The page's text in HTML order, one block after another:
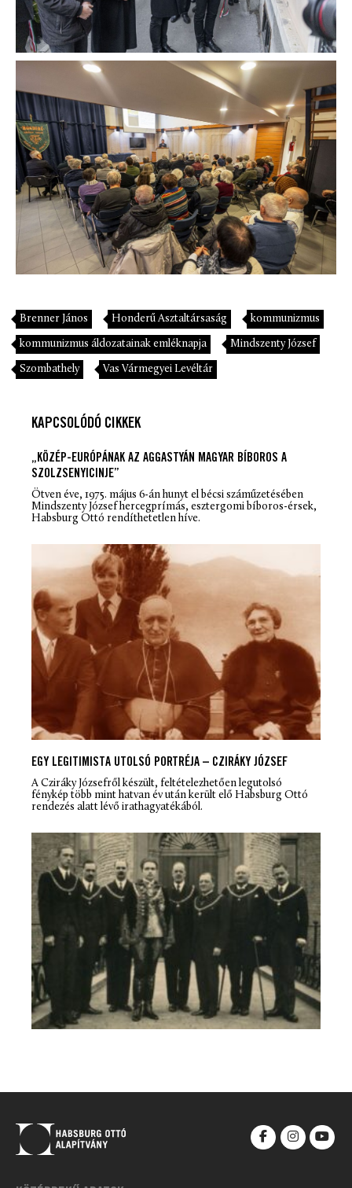
Brenner János Honderű Asztaltársaság kommunizmus
kommunizmus áldozatainak emléknapja Mindszenty József
Szombathely Vas Vármegyei Levéltár
KAPCSOLÓDÓ CIKKEK
„KÖZÉP-EURÓPÁNAK AZ AGGASTYÁN MAGYAR BÍBOROS A
SZOLZSENYICINJE”
Ötven éve, 1975. május 6-án hunyt el bécsi száműzetésében
Mindszenty József hercegprímás, esztergomi bíboros-érsek,
Habsburg Ottó rendíthetetlen híve.
EGY LEGITIMISTA UTOLSÓ PORTRÉJA – CZIRÁKY JÓZSEF
A Cziráky Józsefről készült, feltételezhetően legutolsó
fénykép több mint hatvan év után került elő Habsburg Ottó
rendezés alatt lévő irathagyatékából.